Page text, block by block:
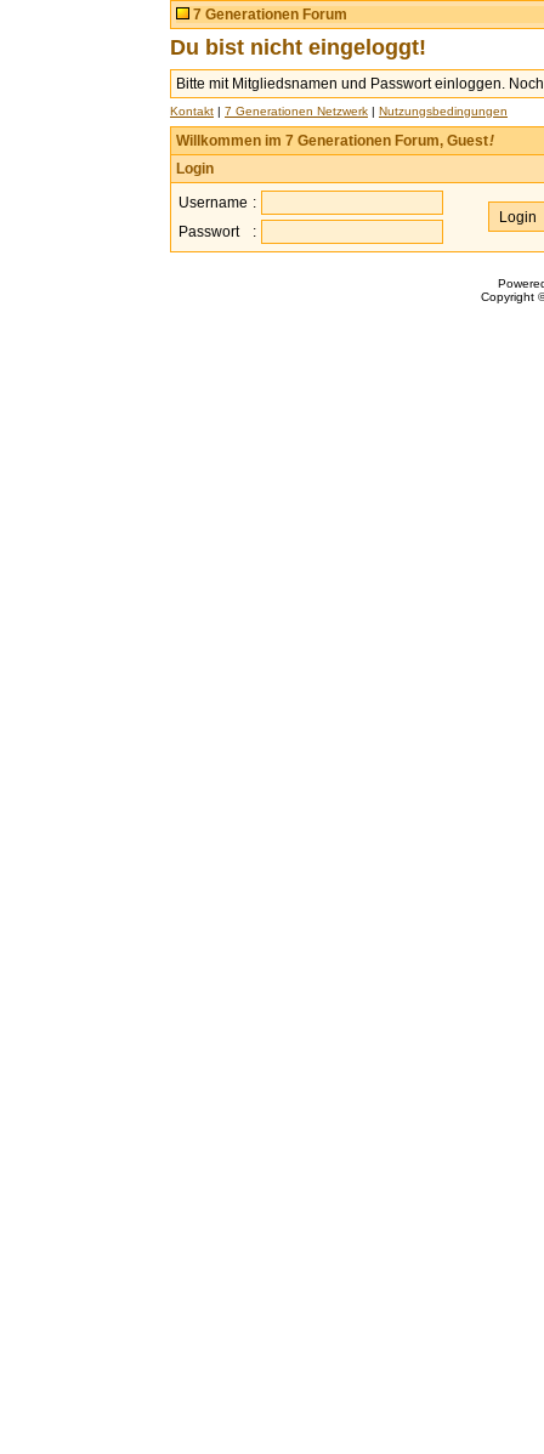
7 Generationen Forum
Du bist nicht eingeloggt!
Bitte mit Mitgliedsnamen und Passwort einloggen.
Kontakt | 7 Generationen Netzwerk | Nutzungsbedingungen
Willkommen im 7 Generationen Forum, Guest!
Login
Username :
Passwort
:
Copyright